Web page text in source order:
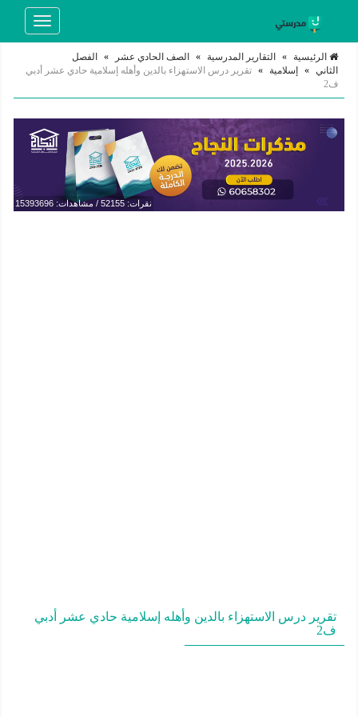
Toggle
الرئيسية » التقارير المدرسية » الصف الحادي عشر »
الفصل
الثاني » إسلامية » تقرير درس الاستهزاء بالدين وأهله إسلامية حادي عشر أدبي
ف2
نقرات: 52155 / مشاهدات: 15393696
تقرير درس الاستهزاء بالدين وأهله إسلامية حادي عشر أدبي
ف2